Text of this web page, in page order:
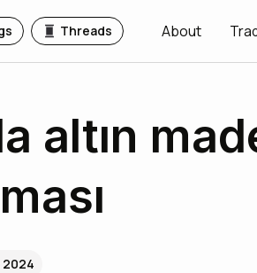
Threads About
altın
2024